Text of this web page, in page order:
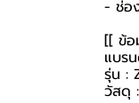
- ช่อ
[[ ข้
แบร
รุ่น :
วัสดุ